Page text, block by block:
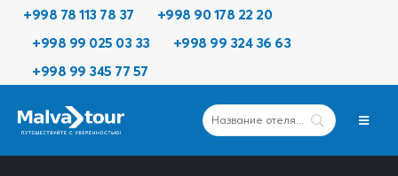
+998 78 113 78 37
+998 90 178 22 20
+998 99 025 03 33
+998 99 324 36 63
+998 99 345 77 57